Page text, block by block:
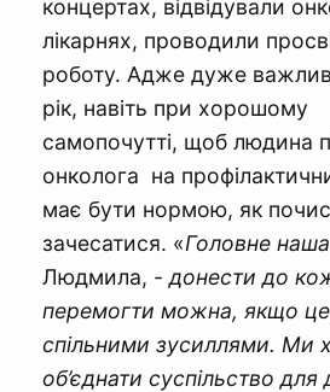
концертах, відвідували
лікарнях, проводили
роботу. Адже дуже
рік, навіть при хорошому
самопочутті, щоб людина
онколога на
має бути нормою, як
зачесатися. «Головне
Людмила, - донести до
перемогти можна, якщо
спільними зусиллями. Ми
об’єднати суспільство для